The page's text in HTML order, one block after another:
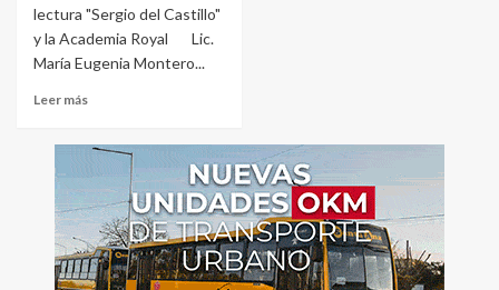
lectura "Sergio del Castillo"
y la Academia Royal Lic.
María Eugenia Montero...
Leer más